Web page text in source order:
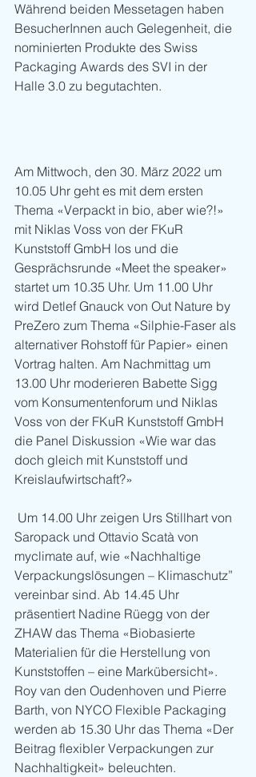
Während beiden Messetagen haben
BesucherInnen auch Gelegenheit, die
nominierten Produkte des Swiss
Packaging Awards des SVI in der
Halle 3.0 zu begutachten.
Am Mittwoch, den 30. März 2022 um
10.05 Uhr geht es mit dem ersten
Thema «Verpackt in bio, aber wie?!»
mit Niklas Voss von der FKuR
Kunststoff GmbH los und die
Gesprächsrunde «Meet the speaker»
startet um 10.35 Uhr. Um 11.00 Uhr
wird Detlef Gnauck von Out Nature by
PreZero zum Thema «Silphie-Faser als
alternativer Rohstoff für Papier» einen
Vortrag halten. Am Nachmittag um
13.00 Uhr moderieren Babette Sigg
vom Konsumentenforum und Niklas
Voss von der FKuR Kunststoff GmbH
die Panel Diskussion «Wie war das
doch gleich mit Kunststoff und
Kreislaufwirtschaft?»
Saropack und Ottavio Scatà von
myclimate auf, wie «Nachhaltige
Verpackungslösungen – Klimaschutz”
vereinbar sind. Ab 14.45 Uhr
präsentiert Nadine Rüegg von der
ZHAW das Thema «Biobasierte
Materialien für die Herstellung von
Kunststoffen – eine Markübersicht».
Roy van den Oudenhoven und Pierre
Barth, von NYCO Flexible Packaging
werden ab 15.30 Uhr das Thema «Der
Beitrag flexibler Verpackungen zur
Nachhaltigkeit» beleuchten.